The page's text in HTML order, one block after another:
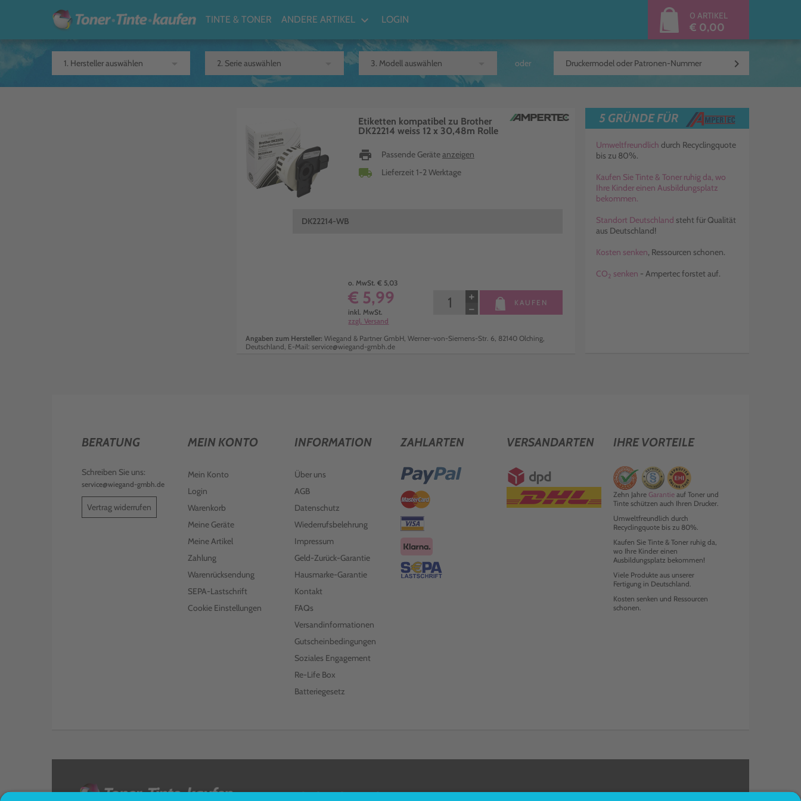
TINTE & TONER ANDERE ARTIKEL keyboard_arrow_down LOGIN 0 ARTIKEL
€ 0,00
oder keyboard_arrow_right
Etiketten kompatibel zu Brother
DK22214 weiss 12 x 30,48m Rolle
print Passende Geräteanzeigen
local_shipping Lieferzeit 1-2 Werktage
DK22214-WB
o. MwSt. € 5,03
€ 5,99
inkl. MwSt.
zzgl. Versand
−
+ KAUFEN
Angaben zum Hersteller: Wiegand & Partner GmbH, Werner-von-Siemens-Str. 6, 82140 Olching,
Deutschland, E-Mail: service@wiegand-gmbh.de
5 GRÜNDE FÜR
Umweltfreundlich durch Recyclingquote
bis zu 80%.
Kaufen Sie Tinte & Toner ruhig da, wo
Ihre Kinder einen Ausbildungsplatz
bekommen.
Standort Deutschland steht für Qualität
aus Deutschland!
Kosten senken, Ressourcen schonen.
CO2 senken - Ampertec forstet auf.
BERATUNG
Schreiben Sie uns:
service@wiegand-gmbh.de
Vertrag widerrufen
MEIN KONTO
Mein Konto
Login
Warenkorb
Meine Geräte
Meine Artikel
Zahlung
Warenrücksendung
SEPA-Lastschrift
Cookie Einstellungen
INFORMATION
Über uns
AGB
Datenschutz
Wiederrufsbelehrung
Impressum
Geld-Zurück-Garantie
Hausmarke-Garantie
Kontakt
FAQs
Versandinformationen
Gutscheinbedingungen
Soziales Engagement
Re-Life Box
Batteriegesetz
ZAHLARTEN VERSANDARTEN IHRE VORTEILE
Zehn Jahre Garantieauf Toner und
Tinte schützen auch Ihren Drucker.
Umweltfreundlich durch
Recyclingquote bis zu 80%.
Kaufen Sie Tinte & Toner ruhig da,
wo Ihre Kinder einen
Ausbildungsplatz bekommen!
Viele Produkte aus unserer
Fertigung in Deutschland.
Kosten senken und Ressourcen
schonen.
< FOLGEN SIE UNS